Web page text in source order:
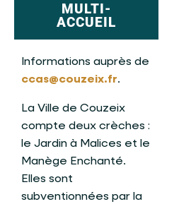
MULTI-
ACCUEIL
Informations auprès de
ccas@couzeix.fr.
La Ville de Couzeix
compte deux crèches :
le Jardin à Malices et le
Manège Enchanté.
Elles sont
subventionnées par la